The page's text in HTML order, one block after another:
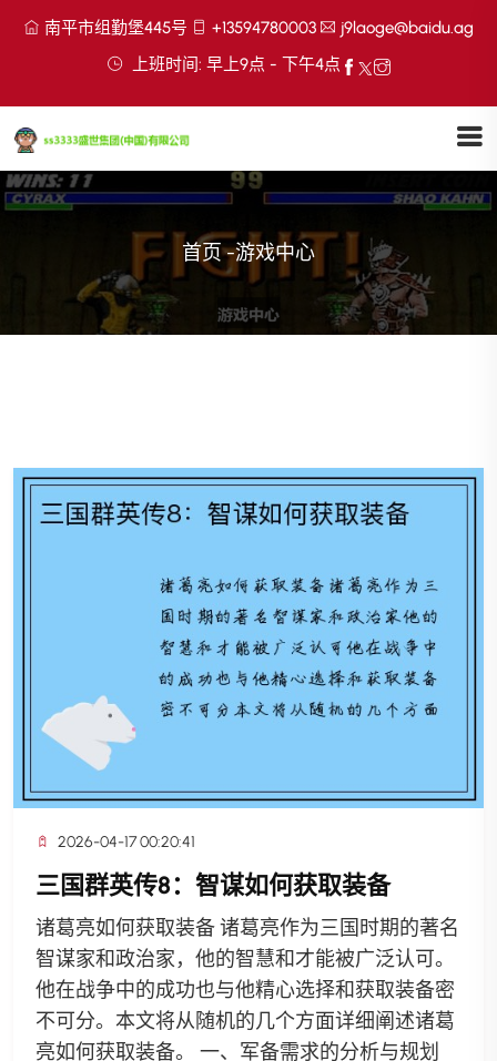
南平市组勤堡445号 +13594780003
j9laoge@baidu.ag
上班时间: 早上9点 - 下午4点
首页-游戏中心
2026-04-17 00:20:41
三国群英传8：智谋如何获取装备
诸葛亮如何获取装备 诸葛亮作为三国时期的著名
智谋家和政治家，他的智慧和才能被广泛认可。
他在战争中的成功也与他精心选择和获取装备密
不可分。本文将从随机的几个方面详细阐述诸葛
亮如何获取装备。 一、军备需求的分析与规划